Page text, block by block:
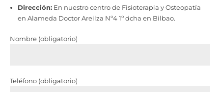
Dirección:En nuestro centro de Fisioterapia y Osteopatía
en Alameda Doctor Areilza Nº4 1º dcha en Bilbao.
Nombre (obligatorio)
Teléfono (obligatorio)